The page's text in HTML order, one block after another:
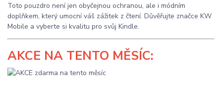
Toto pouzdro není jen obyčejnou ochranou, ale i módním
doplňkem, který umocní váš zážitek z čtení. Důvěřujte značce KW
Mobile a vyberte si kvalitu pro svůj Kindle.
AKCE NA TENTO MĚSÍC: